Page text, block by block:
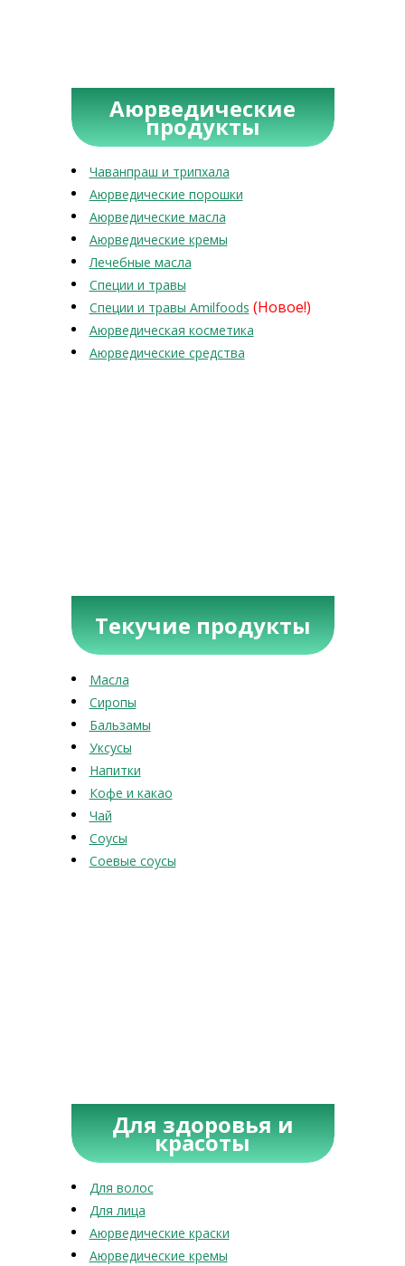
Аюрведические
продукты
Чаванпраш и трипхала
Аюрведические порошки
Аюрведические масла
Аюрведические кремы
Лечебные масла
Специи и травы
Специи и травы Amilfoods (Новое!)
Аюрведическая косметика
Аюрведические средства
Текучие продукты
Масла
Сиропы
Бальзамы
Уксусы
Напитки
Кофе и какао
Чай
Соусы
Соевые соусы
Для здоровья и
красоты
Для волос
Для лица
Аюрведические краски
Аюрведические кремы